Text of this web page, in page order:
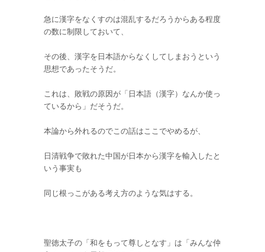
急に漢字をなくすのは混乱するだろうからある程度
の数に制限しておいて、
その後、漢字を日本語からなくしてしまおうという
思想であったそうだ。
これは、敗戦の原因が「日本語（漢字）なんか使っ
ているから」だそうだ。
本論から外れるのでこの話はここでやめるが、
日清戦争で敗れた中国が日本から漢字を輸入したと
いう事実も
同じ根っこがある考え方のような気はする。
聖徳太子の「和をもって尊しとなす」は「みんな仲